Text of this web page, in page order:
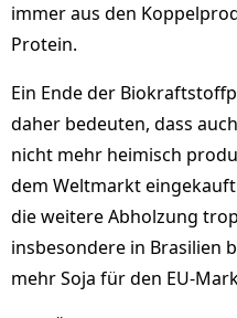
immer aus den
Protein.
Ein Ende der
daher bedeuten, dass
nicht mehr heimisch
dem Weltmarkt
die weitere Abholzung
insbesondere in Brasilien
mehr Soja für den EU-